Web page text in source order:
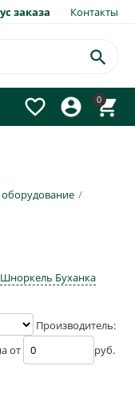
заказа Контакты
0




/
Шноркель Буханка
Производитель:
от
руб.